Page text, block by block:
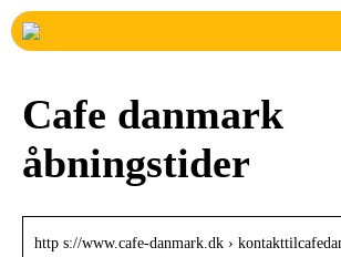
Cafe danmark
åbningstider
http s://www.cafe-danmark.dk ›